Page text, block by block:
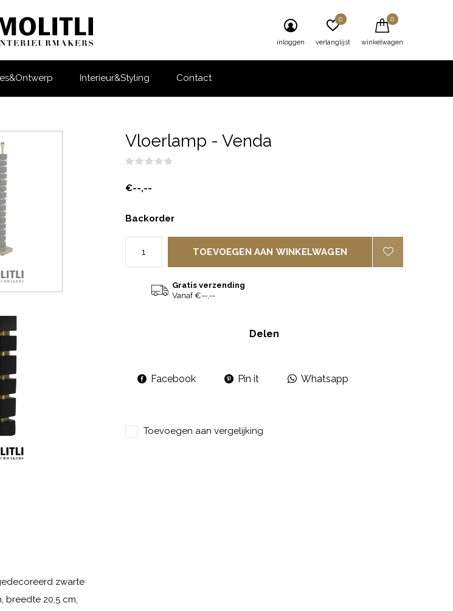
Interieur&Styling Contact
inloggen verlanglijst
0
winkelwagen
0
Vloerlamp - Venda
€--,--
Backorder
TOEVOEGEN AAN WINKELWAGEN
Gratis verzending
Vanaf €--,--
Delen
Facebook Pin it Whatsapp
Toevoegen aan vergelijking
zwarte
breedte 20,5 cm,